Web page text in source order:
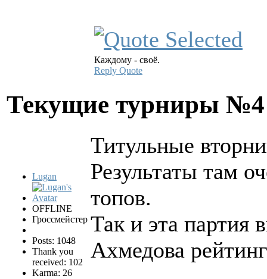
Каждому - своё.
Reply Quote
Текущие турниры
Lugan
OFFLINE
Гроссмейстер
Posts: 1048
Thank you
received: 102
Karma: 26
Титульные
Результаты там
топов.
Так и эта
Ахмедова